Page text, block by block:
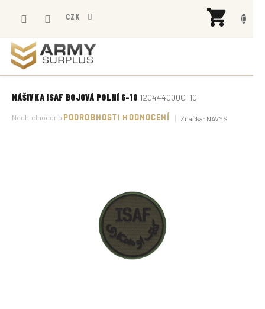
CZK
NÁŠIVKA ISAF BOJOVÁ POLNÍ G-10 120444000G-10
Průměrné
Neohodnoceno PODROBNOSTI HODNOCENÍ Značka: NAVYS